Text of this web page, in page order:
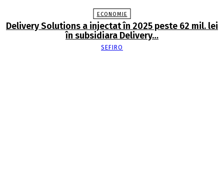
ECONOMIE
Delivery Solutions a injectat în 2025 peste 62 mil. lei
în subsidiara Delivery…
SEFIRO